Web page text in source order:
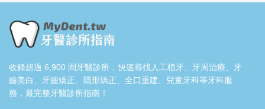
收錄超過 6,900 間牙醫診所，快速尋找人工植牙、牙周治療、牙
齒美白、牙齒矯正、隱形矯正、全口重建、兒童牙科等牙科服
務，最完整牙醫診所指南！